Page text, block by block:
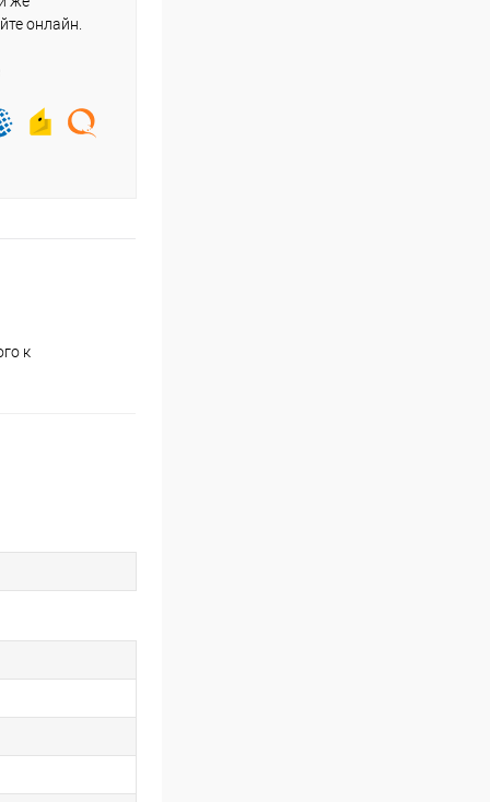
онлайн.
к